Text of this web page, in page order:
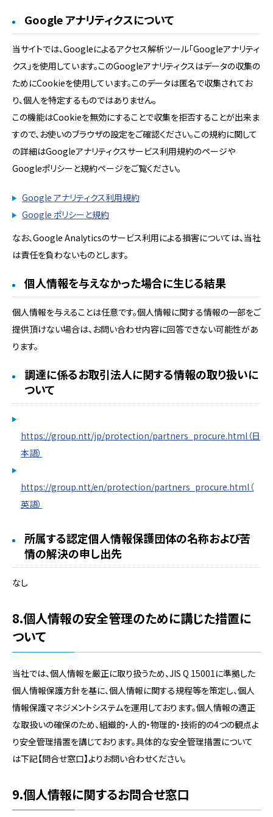
Google アナリティクスについて
当サイトでは、Googleによるアクセス解析ツール「Googleアナリティ
クス」を使用しています。このGoogleアナリティクスはデータの収集の
ためにCookieを使用しています。このデータは匿名で収集されてお
り、個人を特定するものではありません。
この機能はCookieを無効にすることで収集を拒否することが出来ま
すので、お使いのブラウザの設定をご確認ください。この規約に関して
の詳細はGoogleアナリティクスサービス利用規約のページや
Googleポリシーと規約ページをご覧ください。
Google アナリティクス利用規約
Google ポリシーと規約
なお、Google Analyticsのサービス利用による損害については、当社
は責任を負わないものとします。
個人情報を与えなかった場合に生じる結果
個人情報を与えることは任意です。個人情報に関する情報の一部をご
提供頂けない場合は、お問い合わせ内容に回答できない可能性があ
ります。
調達に係るお取引法人に関する情報の取り扱いに
ついて
https://group.ntt/jp/protection/partners_procure.html（日
本語）
https://group.ntt/en/protection/partners_procure.html（
英語）
所属する認定個人情報保護団体の名称および苦
情の解決の申し出先
なし
8.個人情報の安全管理のために講じた措置に
ついて
当社では、個人情報を厳正に取り扱うため、JIS Q 15001に準拠した
個人情報保護方針を基に、個人情報に関する規程等を策定し、個人
情報保護マネジメントシステムを運用しております。個人情報の適正
な取扱いの確保のため、組織的・人的・物理的・技術的の4つの観点よ
り安全管理措置を講じております。具体的な安全管理措置について
は下記【問合せ窓口】よりお問い合わせください。
9.個人情報に関するお問合せ窓口